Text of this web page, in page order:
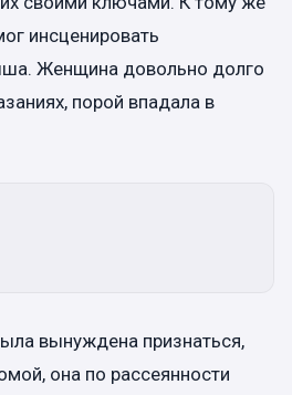
инсценировать
Женщина довольно долго
порой впадала в
вынуждена признаться,
она по рассеянности